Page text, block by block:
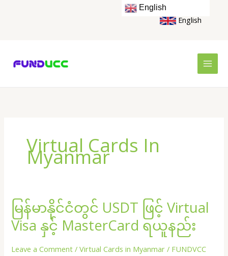
English
Virtual Cards In
Myanmar
မြန်မာနိုင်ငံတွင် USDT ဖြင့် Virtual
Visa နှင့် MasterCard ရယူနည်း
Leave a Comment /Virtual Cards in Myanmar / FUNDVCC
မြန်မာနိုင်ငံ
တွင်
USDT
Virtual
English